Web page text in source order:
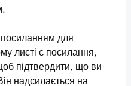
для
листі є посилання,
підтвердити, що ви
надсилається на